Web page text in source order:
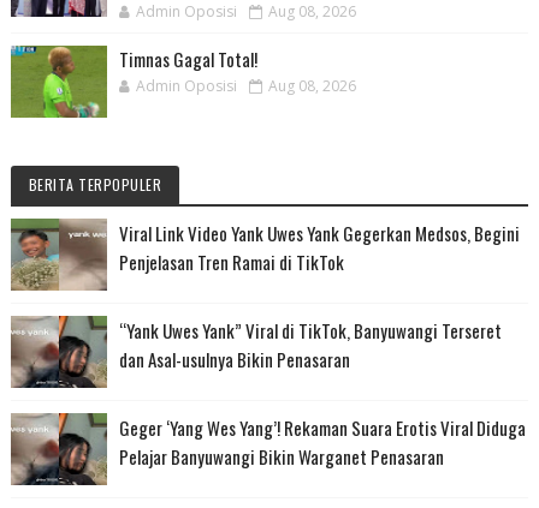
Admin Oposisi Aug 08, 2026
Timnas Gagal Total!
Admin Oposisi Aug 08, 2026
BERITA TERPOPULER
Viral Link Video Yank Uwes Yank Gegerkan Medsos, Begini
Penjelasan Tren Ramai di TikTok
“Yank Uwes Yank” Viral di TikTok, Banyuwangi Terseret
dan Asal-usulnya Bikin Penasaran
Geger ‘Yang Wes Yang’! Rekaman Suara Erotis Viral Diduga
Pelajar Banyuwangi Bikin Warganet Penasaran